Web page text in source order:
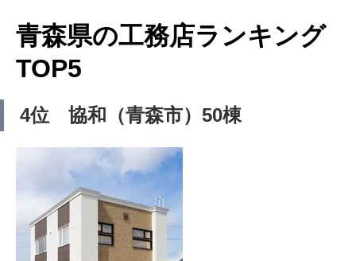
青森県の工務店ランキング
TOP5
4位 協和（青森市）50棟